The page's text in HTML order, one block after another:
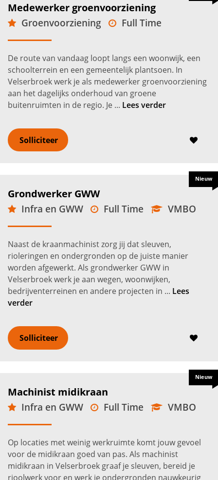
Medewerker groenvoorziening
Groenvoorziening
Full Time
VMBO
De route van vandaag loopt langs een woonwijk, een
schoolterrein en een gemeentelijk plantsoen. In
Velserbroek werk je als medewerker groenvoorziening
aan het dagelijks onderhoud van groene
buitenruimten in de regio. Je ... Lees verder
Solliciteer
Grondwerker GWW
Infra en GWW Full Time
VMBO
Velserbroek
Naast de kraanmachinist zorg jij dat sleuven,
rioleringen en ondergronden op de juiste manier
worden afgewerkt. Als grondwerker GWW in
Velserbroek werk je aan wegen, woonwijken,
bedrijventerreinen en andere projecten in ... Lees
verder
Solliciteer
Nieuw
Machinist midikraan
Infra en GWW Full Time
VMBO
Velserbroek
Op locaties met weinig werkruimte komt jouw gevoel
voor de midikraan goed van pas. Als machinist
midikraan in Velserbroek graaf je sleuven, bereid je
rioolwerk voor en werk je ondergronden nauwkeurig
Nieuw